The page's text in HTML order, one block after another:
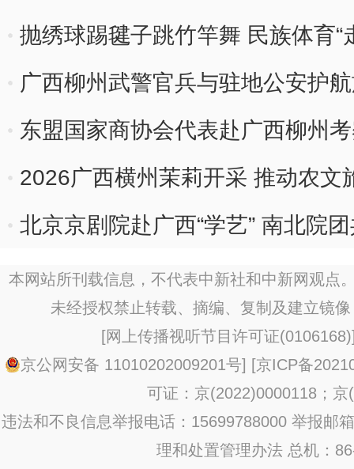
抛绣球踢毽子跳竹竿舞 民族体育“
广西柳州武警官兵与驻地公安护
东盟国家商协会代表赴广西柳州
2026广西横州茉莉开采 推动农文
北京京剧院赴广西“学艺” 南北院
本网站所刊载信息，不代表中新社和中新网观点
未经授权禁止转载、摘编、复制及建立镜
[网上传播视听节目许可证(0106168)
京公网安备 11010202009201号] [京ICP备
可证：京(2022)0000118；京
违法和不良信息举报电话：15699788000 举报邮
理和处置管理办法 总机：